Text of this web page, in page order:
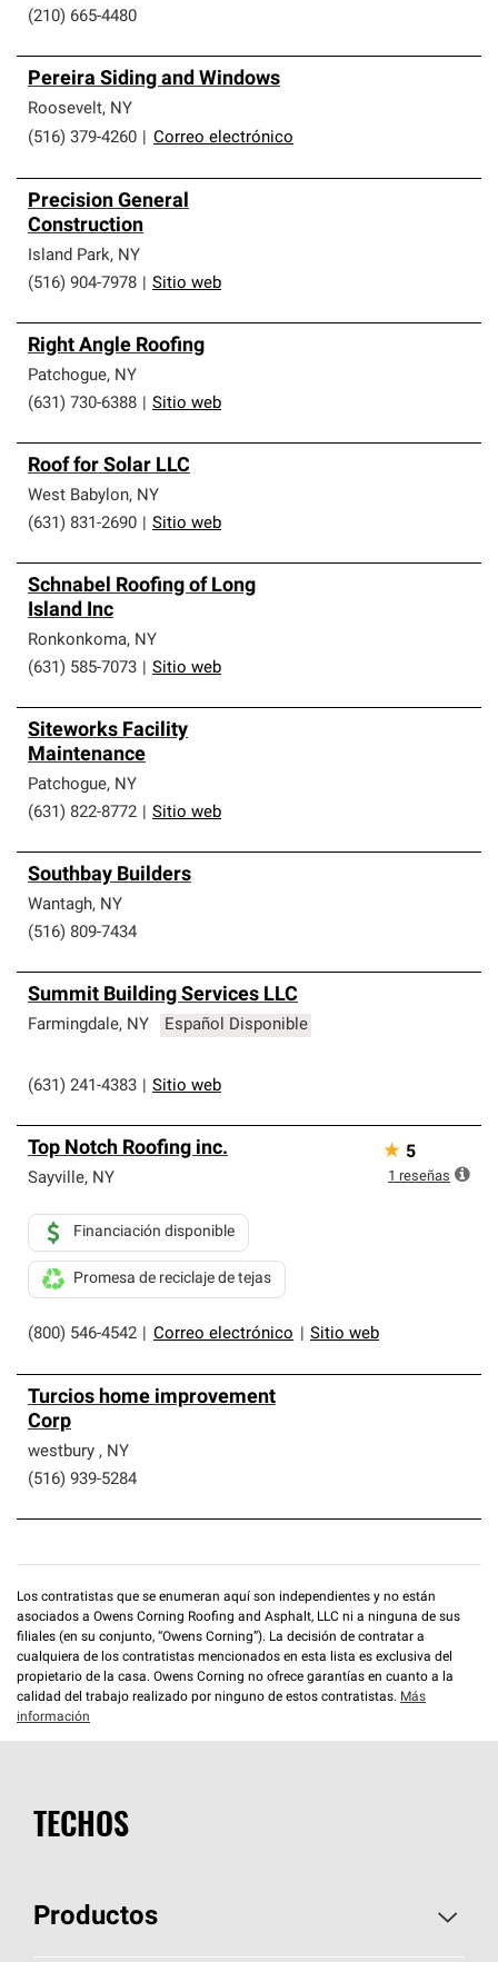
(210) 665-4480
Pereira Siding and Windows
Roosevelt, NY
(516) 379-4260
Correo electrónico
Precision General
Construction
Island Park, NY
(516) 904-7978
Sitio web
Right Angle Roofing
Patchogue, NY
(631) 730-6388
Sitio web
Roof for Solar LLC
West Babylon, NY
(631) 831-2690
Sitio web
Schnabel Roofing of Long
Island Inc
Ronkonkoma, NY
(631) 585-7073
Sitio web
Siteworks Facility
Maintenance
Patchogue, NY
(631) 822-8772
Sitio web
Southbay Builders
Wantagh, NY
(516) 809-7434
Summit Building Services LLC
Farmingdale, NY Español Disponible
(631) 241-4383 Sitio web
Top Notch Roofing inc.
Sayville, NY
(800) 546-4542 Correo electrónico Sitio web
Financiación disponible
Promesa de reciclaje de tejas
★ 5
1 reseñas
Turcios home improvement
Corp
westbury , NY
(516) 939-5284
Los contratistas que se enumeran aquí son independientes y no están
asociados a Owens Corning Roofing and Asphalt, LLC ni a ninguna de sus
filiales (en su conjunto, “Owens Corning”). La decisión de contratar a
cualquiera de los contratistas mencionados en esta lista es exclusiva del
propietario de la casa. Owens Corning no ofrece garantías en cuanto a la
calidad del trabajo realizado por ninguno de estos contratistas. Más
información
TECHOS
Productos